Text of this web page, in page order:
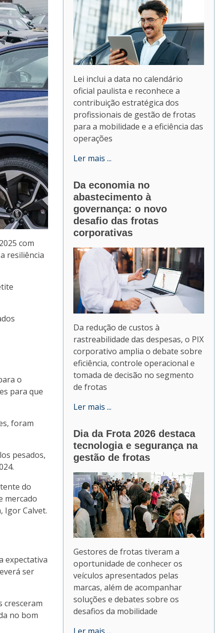
com
resiliência
o
para que
foram
pesados,
do
mercado
Igor Calvet.
expectativa
ser
cresceram
no bom
Lei inclui a data no calendário
oficial paulista e reconhece a
contribuição estratégica dos
profissionais de gestão de frotas
para a mobilidade e a eficiência das
operações
Ler mais ...
Da economia no
abastecimento à
governança: o novo
desafio das frotas
corporativas
Da redução de custos à
rastreabilidade das despesas, o PIX
corporativo amplia o debate sobre
eficiência, controle operacional e
tomada de decisão no segmento
de frotas
Ler mais ...
Dia da Frota 2026 destaca
tecnologia e segurança na
gestão de frotas
Gestores de frotas tiveram a
oportunidade de conhecer os
veículos apresentados pelas
marcas, além de acompanhar
soluções e debates sobre os
desafios da mobilidade